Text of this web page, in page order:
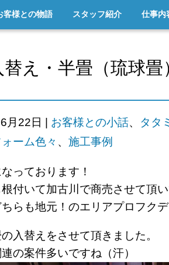
客様との物語 スタッフ紹介 仕事内
替え・半畳（琉球
月22日 お客様との小話、 タタ
ォーム色々 、 施工事例
っております！
付いて加古川で商売させて頂
らも地元！のエリアプロフク
入替えをさせて頂きました。
の案件多いですね（汗）